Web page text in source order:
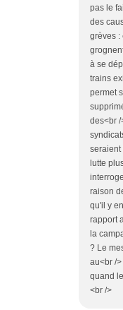
pas le
des
grèves :
à se
trains
permet
des<br
seraient
lutte
raison
qu'il y
rapport
la
? Le
au<br /
quand
<br />